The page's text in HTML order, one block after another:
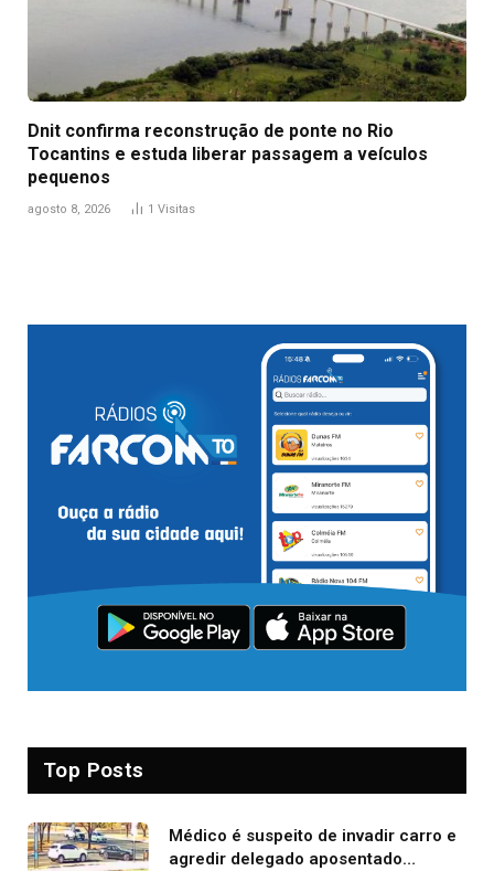
Dnit confirma reconstrução de ponte no Rio
Tocantins e estuda liberar passagem a veículos
pequenos
agosto 8, 2026 1 Visitas
Top Posts
Médico é suspeito de invadir carro e
agredir delegado aposentado